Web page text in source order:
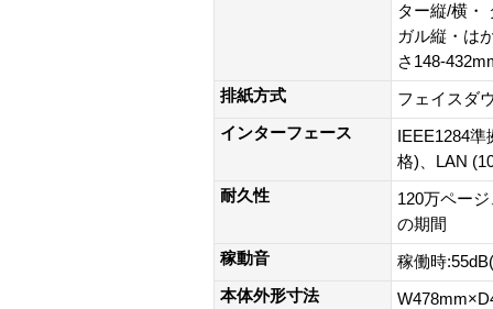
ター縦/横・
ガル縦・は
さ148-
排紙方式
フェイスダ
インターフェース
IEEE1284
格)、LAN
耐久性
120万ペー
の期間
稼動音
稼働時
本体外形寸法